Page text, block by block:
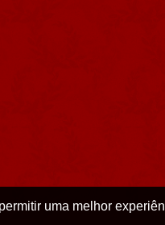
uma melhor